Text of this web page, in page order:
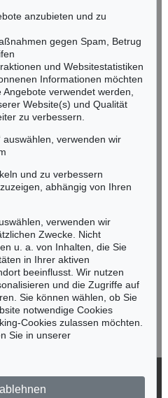
58 80-038
58 80-595
M.A.
8618661
verpassen!
rechtzeitig.
anmelden >
anzubieten und zu
gegen Spam, Betrug
und Websitestatistiken
Informationen möchten
verwendet werden,
Website(s) und Qualität
zu verbessern.
auswählen, verwenden wir
und zu verbessern
abhängig von Ihren
verwenden wir
Zwecke. Nicht
u. a. von Inhalten, die Sie
in Ihrer aktiven
beeinflusst. Wir nutzen
und die Zugriffe auf
Sie können wählen, ob Sie
notwendige Cookies
Cookies zulassen möchten.
Sie in unserer